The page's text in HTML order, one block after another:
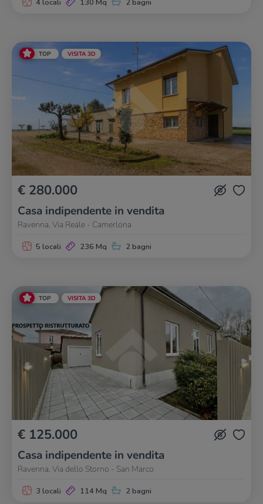
4 locali 130 Mq 2 bagni
TOP VISITA 3D
€ 280.000
Casa indipendente in vendita
Ravenna, Via Reale - Camerlona
5 locali 236 Mq 2 bagni
TOP VISITA 3D
€ 125.000
Casa indipendente in vendita
Ravenna, Via dello Storno - San Marco
3 locali 114 Mq 2 bagni